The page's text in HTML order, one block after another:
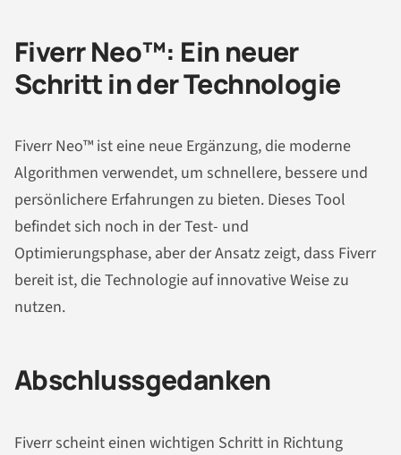
Fiverr Neo™: Ein neuer
Schritt in der Technologie
Fiverr Neo™ ist eine neue Ergänzung, die moderne
Algorithmen verwendet, um schnellere, bessere und
persönlichere Erfahrungen zu bieten. Dieses Tool
befindet sich noch in der Test- und
Optimierungsphase, aber der Ansatz zeigt, dass Fiverr
bereit ist, die Technologie auf innovative Weise zu
nutzen.
Abschlussgedanken
Fiverr scheint einen wichtigen Schritt in Richtung